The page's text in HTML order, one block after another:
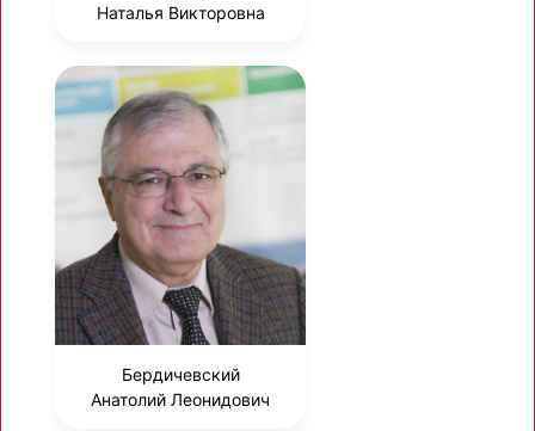
Наталья Викторовна
Бердичевский
Анатолий Леонидович